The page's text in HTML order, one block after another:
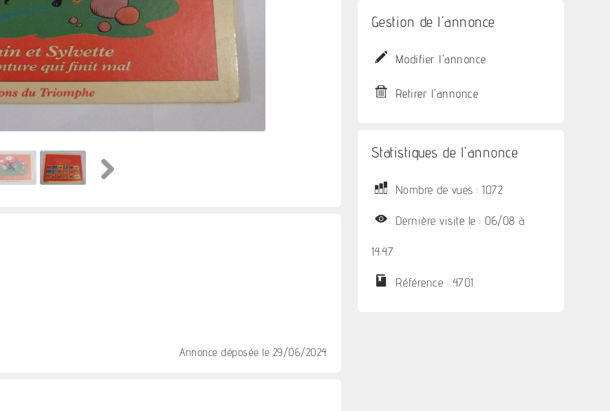
Annonce déposée le 29/06/2024
Gestion de l'annonce
Modifier l'annonce
Retirer l'annonce
Statistiques de l'annonce
Nombre de vues : 1072
Dernière visite le : 06/08 à
14:47
Référence : 4701